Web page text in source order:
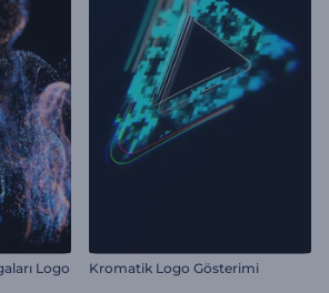
Logo Kromatik Logo Gösterimi